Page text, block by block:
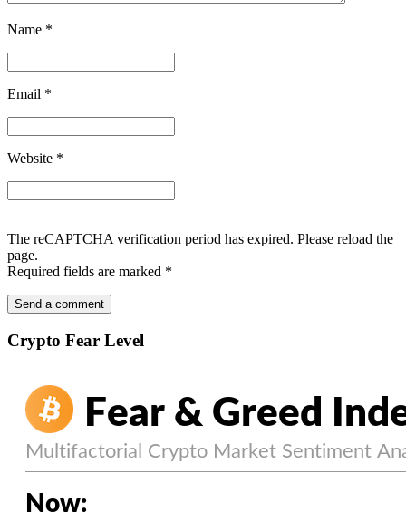
Name *
Email *
Website *
The reCAPTCHA verification period has expired. Please reload the
page.
Required fields are marked *
Crypto Fear Level